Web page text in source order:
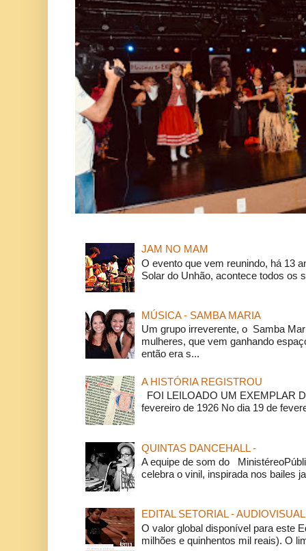
JAM NO MAM
O evento que vem reunindo, há 13
Solar do Unhão, acontece todos os
MÚSICA - SAMBA MARIA
Um grupo irreverente, o Samba
mulheres, que vem ganhando
então era s...
A HISTÓRIA REGISTROU
FOI LEILOADO UM EXEMPLAR
fevereiro de 1926 No dia 19 de
QUINTAS DANCEHALL -
A equipe de som do
celebra o vinil, inspirada nos bailes
EDITAL SETORIAL - AUDIOVISUAL
O valor global disponível para este
milhões e quinhentos mil reais). O